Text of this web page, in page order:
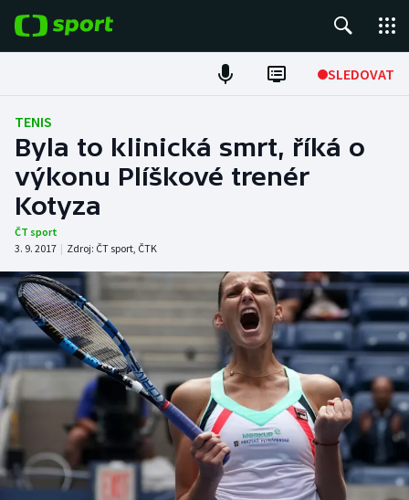
SLEDOVAT
Fotbal
Hokej
Tenis
Atletika
Cyklistika
DALŠÍ SPORTY
Americký fotbal
Baseball a softbal
Basketbal
NEPŘEHLÉDNĚTE
Soutěže
Historické návraty
TENIS
Byla to klinická smrt, říká o
výkonu Plíškové trenér
Kotyza
ČT sport
3. 9. 2017 | Zdroj: ČT sport, ČTK